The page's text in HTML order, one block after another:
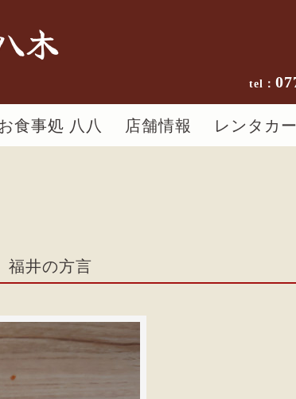
木
お食事処 八八 店舗情報 レンタカ
井の方言